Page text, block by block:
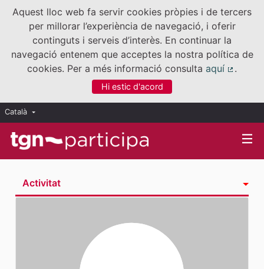
Aquest lloc web fa servir cookies pròpies i de tercers
per millorar l’experiència de navegació, i oferir
continguts i serveis d’interès. En continuar la
navegació entenem que acceptes la nostra política de
cookies. Per a més informació consulta aquí
.
Hi estic d'acord
Català Triar la llengua
Activitat